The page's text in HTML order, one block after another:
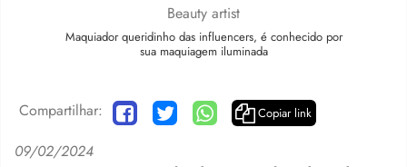
Beauty artist
Maquiador queridinho das influencers, é conhecido por
sua maquiagem iluminada
Compartilhar: Copiar link
09/02/2024